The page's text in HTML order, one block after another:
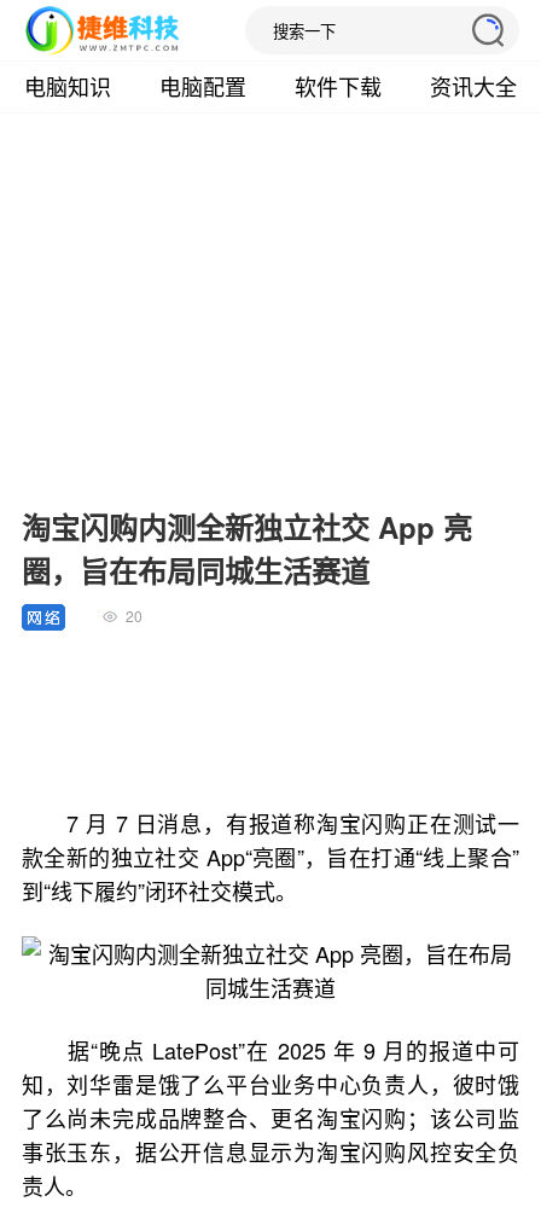
电脑知识 电脑配置 软件下载 资讯大全
淘宝闪购内测全新独立社交 App 亮
圈，旨在布局同城生活赛道
20
7 月 7 日消息，有报道称淘宝闪购正在测试一
款全新的独立社交 App“亮圈”，旨在打通“线上聚合”
到“线下履约”闭环社交模式。
据“晚点 LatePost”在 2025 年 9 月的报道中可
知，刘华雷是饿了么平台业务中心负责人，彼时饿
了么尚未完成品牌整合、更名淘宝闪购；该公司监
事张玉东，据公开信息显示为淘宝闪购风控安全负
责人。